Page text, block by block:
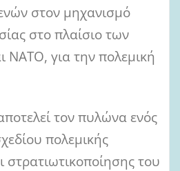
στον μηχανισμό
στο πλαίσιο των
για την πολεμική
τον πυλώνα ενός
πολεμικής
στρατιωτικοποίησης του